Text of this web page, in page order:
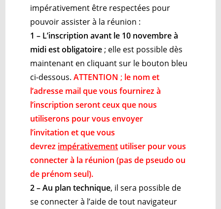
impérativement être respectées pour
pouvoir assister à la réunion :
1 – L’inscription avant le 10 novembre à
midi est obligatoire ; elle est possible dès
maintenant en cliquant sur le bouton bleu
ci-dessous.ATTENTION ; le nom et
l’adresse mail que vous fournirez à
l’inscription seront ceux que nous
utiliserons pour vous envoyer
l’invitation et que vous
devrez impérativement utiliser pour vous
connecter à la réunion (pas de pseudo ou
de prénom seul).
2 – Au plan technique, il sera possible de
se connecter à l’aide de tout navigateur